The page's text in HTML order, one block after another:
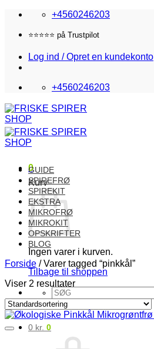
Fortsæt
indhold
+4560246203
⭐️⭐️⭐️⭐️⭐️ på Trustpilot
Log ind / Opret en kundekonto
+4560246203
0
Kurv
Ingen varer i kurven.
Tilbage til shoppen
Søg
efter:
0 kr. 0
GUIDE
SPIREFRØ
SPIREKIT
EKSTRA
MIKROFRØ
MIKROKIT
OPSKRIFTER
BLOG
Forside /Varer tagged “pinkkål”
Viser 2 resultater